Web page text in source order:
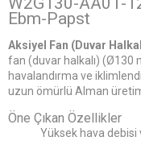
Ebm-Papst
Aksiyel Fan (Duvar
fan (duvar halkalı) (Ø130
havalandırma ve
uzun ömürlü Alman
Öne Çıkan Özellikler
Yüksek hava debisi